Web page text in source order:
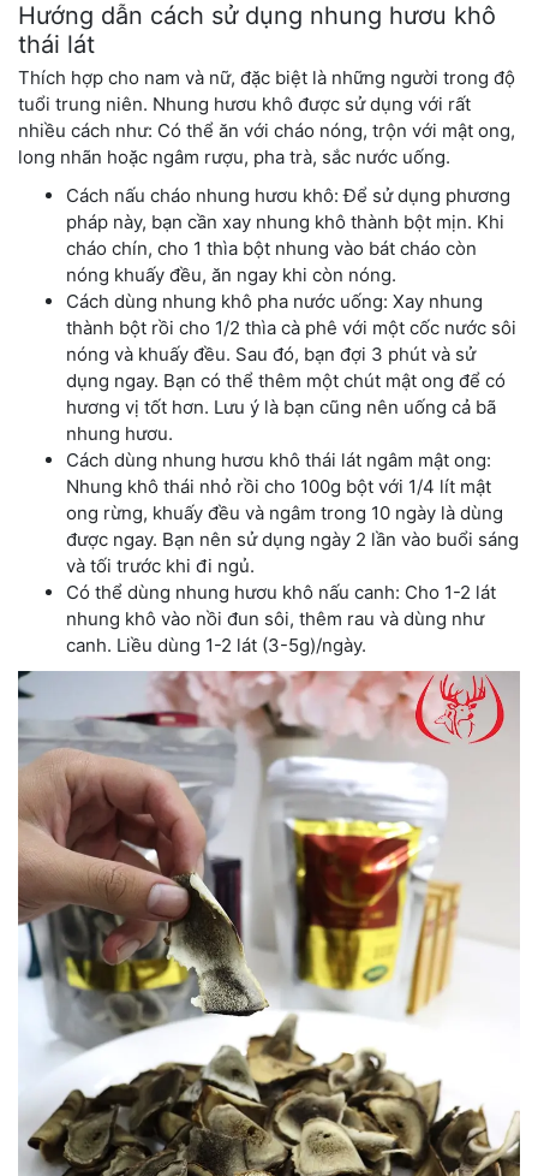
Hướng dẫn cách sử dụng nhung hươu khô
thái lát
Thích hợp cho nam và nữ, đặc biệt là những người trong độ
tuổi trung niên. Nhung hươu khô được sử dụng với rất
nhiều cách như: Có thể ăn với cháo nóng, trộn với mật ong,
long nhãn hoặc ngâm rượu, pha trà, sắc nước uống.
Cách nấu cháo nhung hươu khô: Để sử dụng phương
pháp này, bạn cần xay nhung khô thành bột mịn. Khi
cháo chín, cho 1 thìa bột nhung vào bát cháo còn
nóng khuấy đều, ăn ngay khi còn nóng.
Cách dùng nhung khô pha nước uống: Xay nhung
thành bột rồi cho 1/2 thìa cà phê với một cốc nước sôi
nóng và khuấy đều. Sau đó, bạn đợi 3 phút và sử
dụng ngay. Bạn có thể thêm một chút mật ong để có
hương vị tốt hơn. Lưu ý là bạn cũng nên uống cả bã
nhung hươu.
Cách dùng nhung hươu khô thái lát ngâm mật ong:
Nhung khô thái nhỏ rồi cho 100g bột với 1/4 lít mật
ong rừng, khuấy đều và ngâm trong 10 ngày là dùng
được ngay. Bạn nên sử dụng ngày 2 lần vào buổi sáng
và tối trước khi đi ngủ.
Có thể dùng nhung hươu khô nấu canh: Cho 1-2 lát
nhung khô vào nồi đun sôi, thêm rau và dùng như
canh. Liều dùng 1-2 lát (3-5g)/ngày.